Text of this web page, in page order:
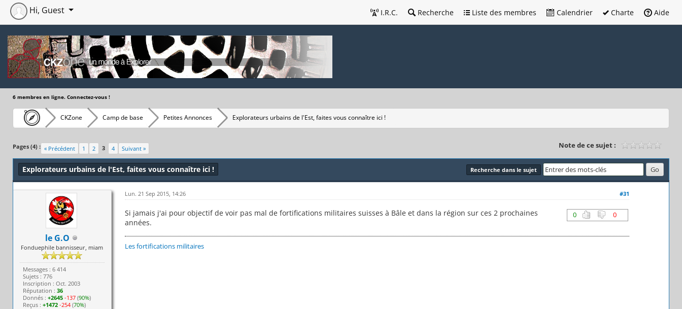
I.R.C. Recherche Liste des membres Calendrier Charte Aide
Hi, Guest
6 membres en ligne. Connectez-vous !
CKZone Camp de base Petites Annonces Explorateurs urbains de l'Est, faites vous connaître ici !
Pages (4) : « Précédent 1 2 3 4 Suivant » Note de ce sujet :
Moyenne : 0 (0 vote(s))
1
2
3
4
5
Recherche dans le sujet
Explorateurs urbains de l'Est, faites vous connaître ici !
le G.O
Fonduephile bannisseur, miam
Messages : 6 414
Sujets : 776
Inscription : Oct. 2003
Réputation : 36
Donnés : +2645 -137(90%)
Reçus : +1472 -254(70%)
#31
Lun. 21 Sep 2015, 14:26
0 0
Si jamais j'ai pour objectif de voir pas mal de fortifications militaires suisses à Bâle et dans la région sur ces 2 prochaines
années.
Les fortifications militaires